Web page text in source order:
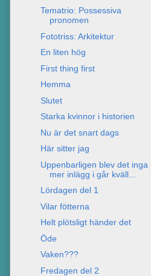
Tematrio: Possessiva
pronomen
Fototriss: Arkitektur
En liten hög
First thing first
Hemma
Slutet
Starka kvinnor i historien
Nu är det snart dags
Här sitter jag
Uppenbarligen blev det inga
mer inlägg i går kväll...
Lördagen del 1
Vilar fötterna
Helt plötsligt händer det
Öde
Vaken???
Fredagen del 2